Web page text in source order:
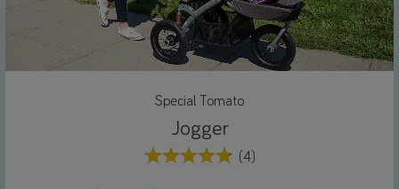
Special Tomato
Jogger
(4)